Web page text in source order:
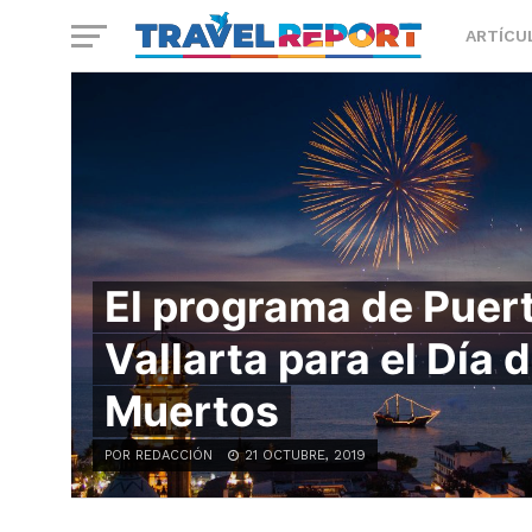
El programa de
Vallarta para el Día
Muertos
POR REDACCIÓN 21 OCTUBRE, 2019